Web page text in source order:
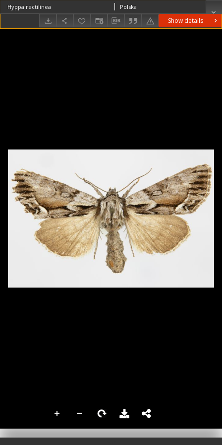
Show details
Hyppa rectilinea Polska